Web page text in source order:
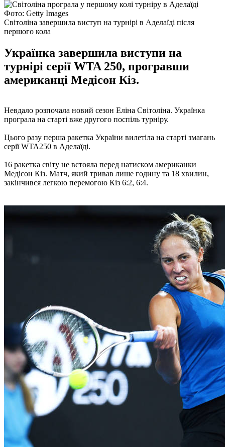
Фото: Getty Images
Світоліна завершила виступ на турнірі в Аделаїді після
першого кола
Українка завершила виступи на
турнірі серії WTA 250, програвши
американці Медісон Кіз.
Невдало розпочала новий сезон Еліна Світоліна. Українка
програла на старті вже другого поспіль турніру.
Цього разу перша ракетка України вилетіла на старті змагань
серії WTA250 в Аделаїді.
16 ракетка світу не встояла перед натиском американки
Медісон Кіз. Матч, який тривав лише годину та 18 хвилин,
закінчився легкою перемогою Кіз 6:2, 6:4.